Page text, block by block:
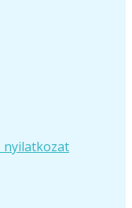
nyilatkozat